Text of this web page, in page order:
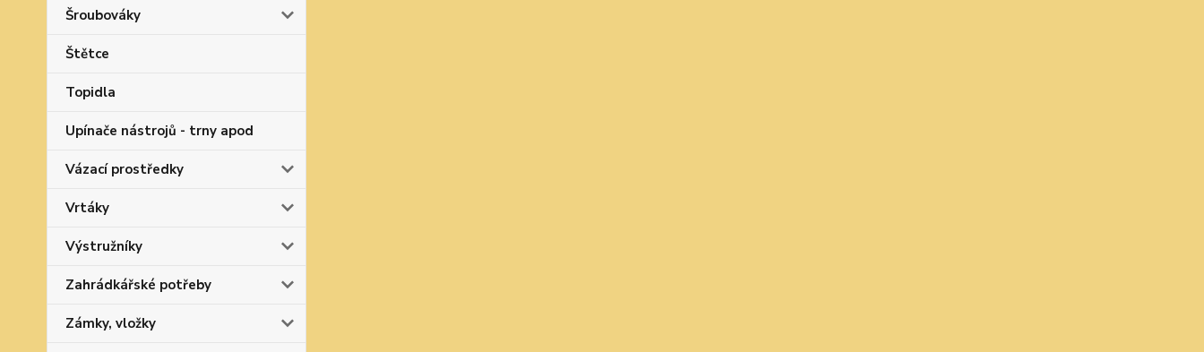
Šroubováky
Štětce
Topidla
Upínače nástrojů - trny apod
Vázací prostředky
Vrtáky
Výstružníky
Zahrádkářské potřeby
Zámky, vložky